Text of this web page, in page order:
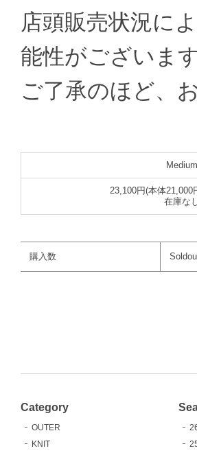
店頭販売状況に
能性がございます
ご了承のほど、
Medium
23,100円(本体21,000
在庫な
購入数
Category
OUTER
KNIT